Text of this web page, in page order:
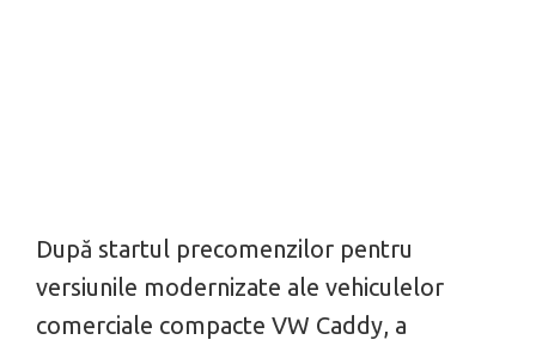
După startul precomenzilor pentru
versiunile modernizate ale vehiculelor
comerciale compacte VW Caddy, a